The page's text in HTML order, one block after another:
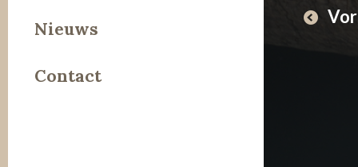
Leer
Steen
Nieuws
Contact